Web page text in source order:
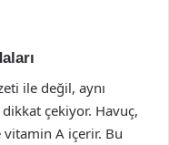
ile değil, aynı
çekiyor. Havuç,
A içerir. Bu